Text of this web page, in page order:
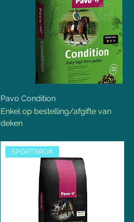
Pavo Condition
Enkel op bestelling/afgifte van
deken
SPORTBROK